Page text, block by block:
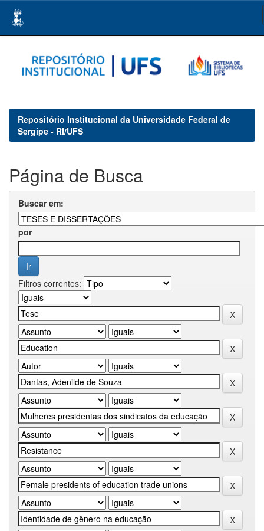
navigation
Repositório Institucional da Universidade Federal de
Sergipe - RI/UFS
Página de Busca
Buscar em:
por
Filtros correntes: